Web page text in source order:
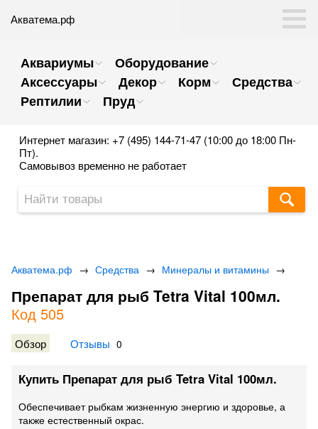
Акватема.рф
Аквариумы
Оборудование
Аксессуары
Декор Корм
Средства
Рептилии
Пруд
Интернет магазин: +7 (495) 144-71-47 (10:00 до 18:00 Пн-
Пт).
Самовывоз временно не работает
Акватема.рф → Средства → Минералы и витамины →
Препарат для рыб Tetra Vital 100мл.
Код 505
Обзор Отзывы 0
Купить Препарат для рыб Tetra Vital 100мл.
​Обеспечивает рыбкам жизненную энергию и здоровье, а
также естественный окрас.